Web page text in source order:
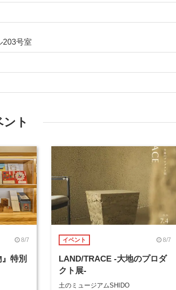
203号室
ト
8/7
特別
イベント 8/7
LAND/TRACE -大地のプロダ
クト展-
土のミュージアムSHIDO